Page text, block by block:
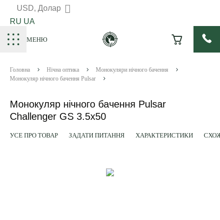
USD, Долар
RU UA
МЕНЮ
Головна Нічна оптика
Монокуляри нічного бачення
Монокуляр нічного бачення Pulsar
Монокуляр нічного бачення Pulsar
Challenger GS 3.5x50
УСЕ ПРО ТОВАР ЗАДАТИ ПИТАННЯ ХАРАКТЕРИСТИКИ